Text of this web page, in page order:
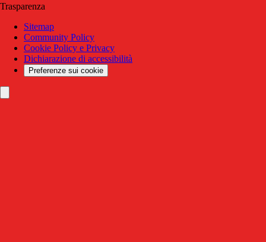
Trasparenza
Sitemap
Community Policy
Cookie Policy e Privacy
Dichiarazione di accessibilità
Preferenze sui cookie